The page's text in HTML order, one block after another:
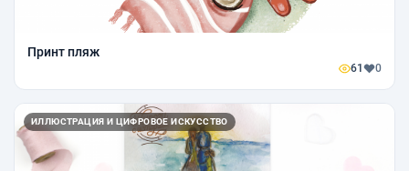
Принт пляж
61 0
ИЛЛЮСТРАЦИЯ И ЦИФРОВОЕ ИСКУССТВО